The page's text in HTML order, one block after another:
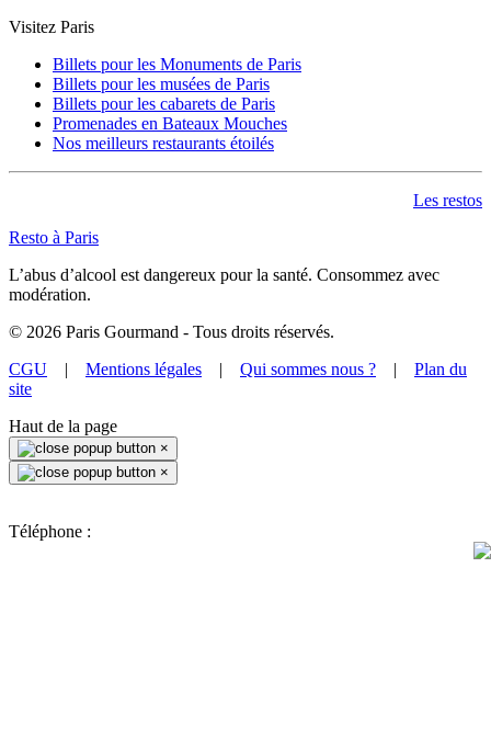
Visitez Paris
Billets pour les Monuments de Paris
Billets pour les musées de Paris
Billets pour les cabarets de Paris
Promenades en Bateaux Mouches
Nos meilleurs restaurants étoilés
Les restos
Resto à Paris
L’abus d’alcool est dangereux pour la santé. Consommez avec
modération.
© 2026 Paris Gourmand - Tous droits réservés.
CGU | Mentions légales | Qui sommes nous ? | Plan du
site
Haut de la page
×
×
Téléphone :